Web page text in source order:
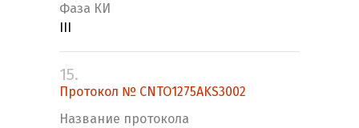
Фаза КИ
15.
Протокол № CNTO1275AKS3002
Название протокола